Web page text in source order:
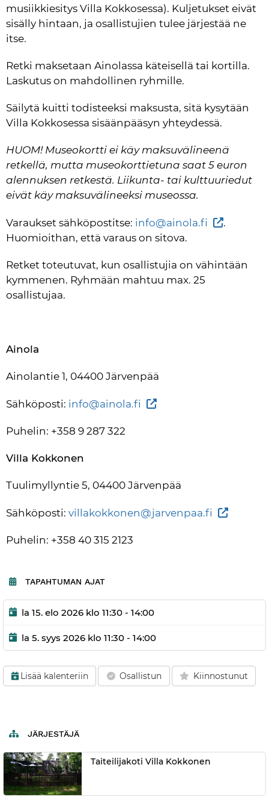
musiikkiesitys Villa Kokkosessa). Kuljetukset eivät
sisälly hintaan, ja osallistujien tulee järjestää ne
itse.
Retki maksetaan Ainolassa käteisellä tai kortilla.
Laskutus on mahdollinen ryhmille.
Säilytä kuitti todisteeksi maksusta, sitä kysytään
Villa Kokkosessa sisäänpääsyn yhteydessä.
HUOM! Museokortti ei käy maksuvälineenä
retkellä, mutta museokorttietuna saat 5 euron
alennuksen retkestä. Liikunta- tai kulttuuriedut
eivät käy maksuvälineeksi museossa.
Varaukset sähköpostitse: info@ainola.fi
.
Huomioithan, että varaus on sitova.
Retket toteutuvat, kun osallistujia on vähintään
kymmenen. Ryhmään mahtuu max. 25
osallistujaa.
Ainola
Ainolantie 1, 04400 Järvenpää
Sähköposti: info@ainola.fi
Puhelin: +358 9 287 322
Villa Kokkonen
Tuulimyllyntie 5, 04400 Järvenpää
Sähköposti: villakokkonen@jarvenpaa.fi
Puhelin: +358 40 315 2123
TAPAHTUMAN AJAT
la 15. elo 2026 klo 11:30 - 14:00
la 5. syys 2026 klo 11:30 - 14:00
Lisää kalenteriin Osallistun Kiinnostunut
JÄRJESTÄJÄ
Taiteilijakoti Villa Kokkonen